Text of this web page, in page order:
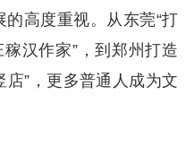
高度重视。从东莞“打
汉作家”，到郑州打造
店”，更多普通人成为文